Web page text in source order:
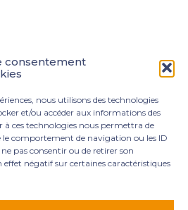
consentement
nous utilisons des technologies
et/ou accéder aux informations des
à ces technologies nous permettra de
le comportement de navigation ou les ID
pas consentir ou de retirer son
négatif sur certaines caractéristiques
Petit Manoir – 97232 Le